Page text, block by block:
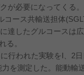
が必要になってくる。
ース共輸送担体
達したグルコースは
る。
行われた実験をⅠ、2
を測定した。能動輸